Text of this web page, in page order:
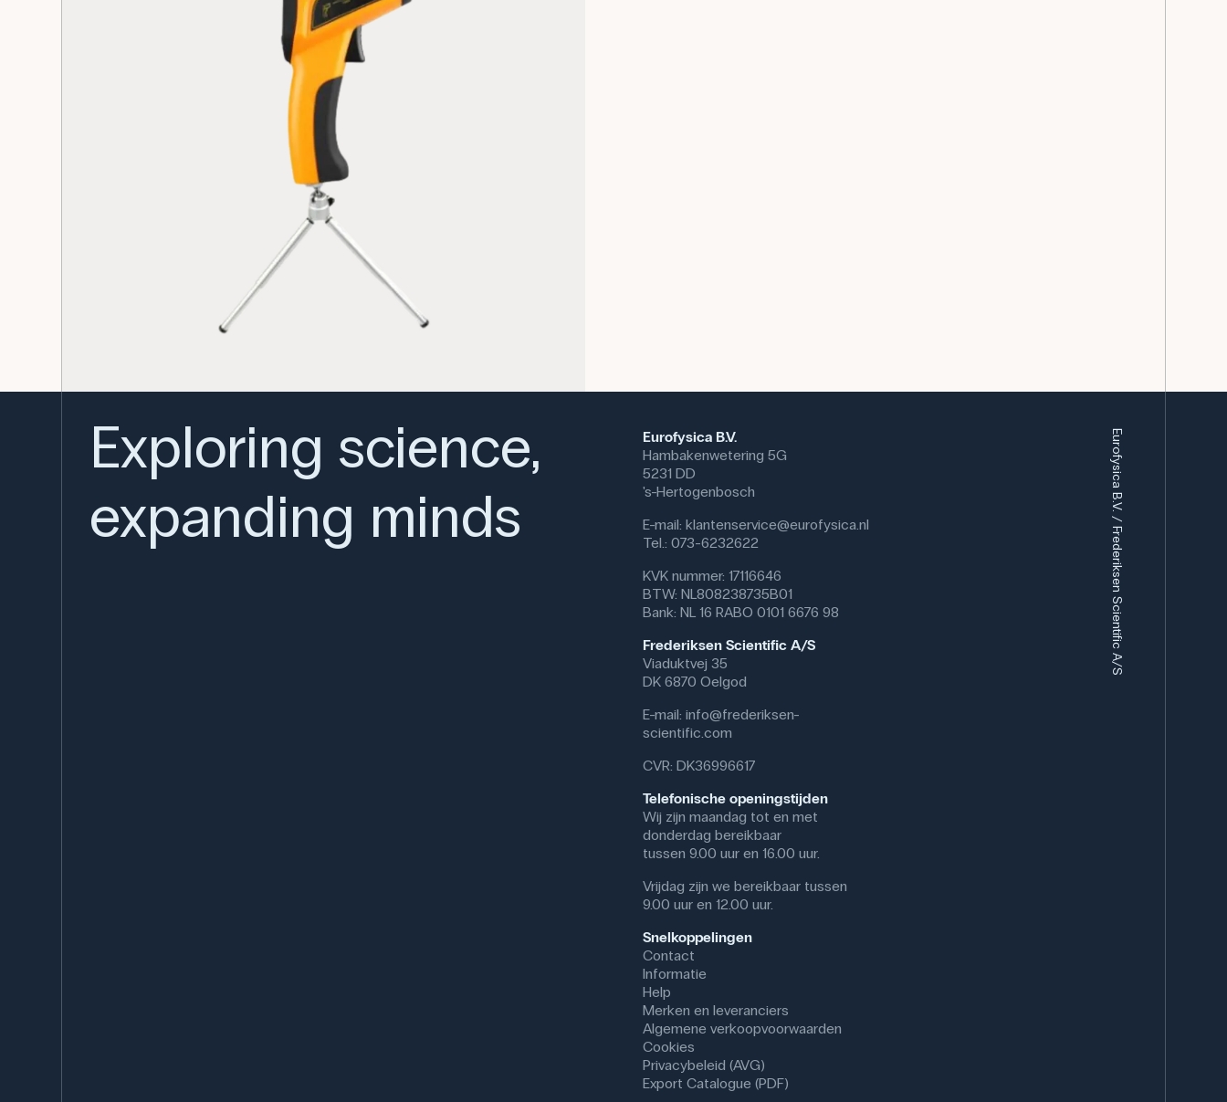
Exploring science,
expanding minds
Eurofysica B.V.
Hambakenwetering 5G
5231 DD
's-Hertogenbosch
E-mail: klantenservice@eurofysica.nl
Tel.: 073-6232622
KVK nummer: 17116646
BTW: NL808238735B01
Bank: NL 16 RABO 0101 6676 98
Frederiksen Scientific A/S
Viaduktvej 35
DK 6870 Oelgod
E-mail: info@frederiksen-
scientific.com
CVR: DK36996617
Telefonische openingstijden
Wij zijn maandag tot en met
donderdag bereikbaar
tussen 9.00 uur en 16.00 uur.
Vrijdag zijn we bereikbaar tussen
9.00 uur en 12.00 uur.
Snelkoppelingen
Contact
Informatie
Help
Merken en leveranciers
Algemene verkoopvoorwaarden
Cookies
Privacybeleid (AVG)
Export Catalogue (PDF)
Eurofysica B.V. / Frederiksen Scientific A/S